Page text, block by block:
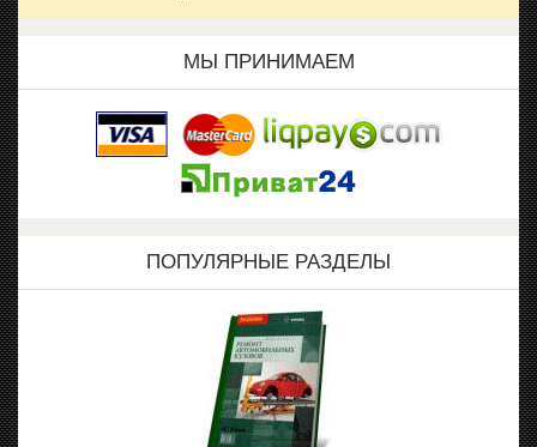
МЫ ПРИНИМАЕМ
ПОПУЛЯРНЫЕ РАЗДЕЛЫ